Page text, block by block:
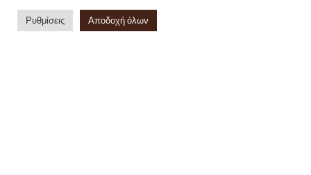
Τηλέφωνο :+30 210 6748 886
Ρυθμίσεις Αποδοχή όλων